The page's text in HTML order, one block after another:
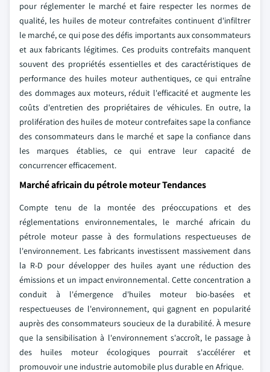
pour réglementer le marché et faire respecter les normes de
qualité, les huiles de moteur contrefaites continuent d'infiltrer
le marché, ce qui pose des défis importants aux consommateurs
et aux fabricants légitimes. Ces produits contrefaits manquent
souvent des propriétés essentielles et des caractéristiques de
performance des huiles moteur authentiques, ce qui entraîne
des dommages aux moteurs, réduit l'efficacité et augmente les
coûts d'entretien des propriétaires de véhicules. En outre, la
prolifération des huiles de moteur contrefaites sape la confiance
des consommateurs dans le marché et sape la confiance dans
les marques établies, ce qui entrave leur capacité de
concurrencer efficacement.
Marché africain du pétrole moteur Tendances
Compte tenu de la montée des préoccupations et des
réglementations environnementales, le marché africain du
pétrole moteur passe à des formulations respectueuses de
l'environnement. Les fabricants investissent massivement dans
la R-D pour développer des huiles ayant une réduction des
émissions et un impact environnemental. Cette concentration a
conduit à l'émergence d'huiles moteur bio-basées et
respectueuses de l'environnement, qui gagnent en popularité
auprès des consommateurs soucieux de la durabilité. À mesure
que la sensibilisation à l'environnement s'accroît, le passage à
des huiles moteur écologiques pourrait s'accélérer et
promouvoir une industrie automobile plus durable en Afrique.